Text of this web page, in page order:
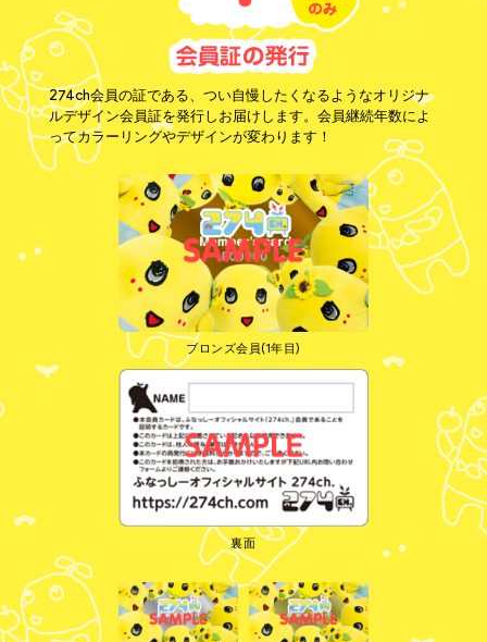
274ch会員の証である、つい自慢したくなるようなオリジナ
ルデザイン会員証を発行しお届けします。会員継続年数によ
ってカラーリングやデザインが変わります！
ブロンズ会員(1年目)
裏面